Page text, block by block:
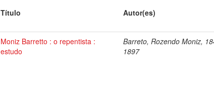
Título Autor(es)
Moniz Barretto : o repentista :
estudo
Barreto, Rozendo Moniz,
1897